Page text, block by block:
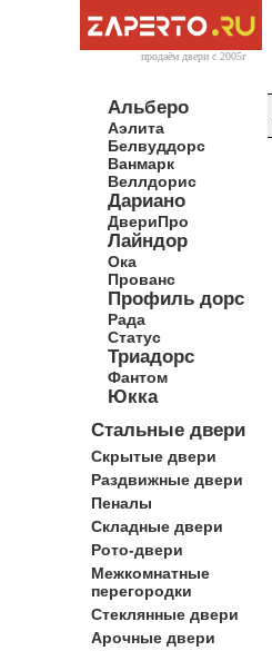
продаём двери c 2005г
Альберо
Аэлита
Белвуддорс
Ванмарк
Веллдорис
Дариано
ДвериПро
Лайндор
Ока
Прованс
Профиль дорс
Рада
Статус
Триадорс
Фантом
Юкка
Стальные двери
Скрытые двери
Раздвижные двери
Пеналы
Складные двери
Рото-двери
Межкомнатные
перегородки
Стеклянные двери
Арочные двери